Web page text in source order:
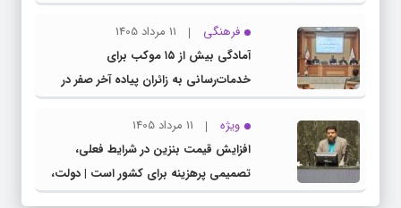
مشترک عضو کمیسیون آموزش مجلس با
مدیرکل آموزش و پرورش خراسان رضوی
فرهنگی
11 مرداد 1405
آمادگی بیش از ۱۵ موکب برای
خدمات‌رسانی به زائران پیاده آخر صفر در
شهرستان چناران
ویژه
11 مرداد 1405
افزایش قیمت بنزین در شرایط فعلی،
تصمیمی پرهزینه برای کشور است | دولت،
قاچاق سوخت و عوامل اصلی ناترازی را